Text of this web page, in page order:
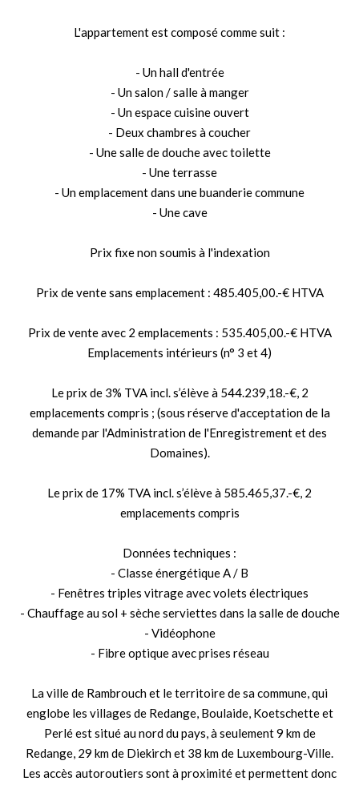
L'appartement est composé comme suit :
- Un hall d'entrée
- Un salon / salle à manger
- Un espace cuisine ouvert
- Deux chambres à coucher
- Une salle de douche avec toilette
- Une terrasse
- Un emplacement dans une buanderie commune
- Une cave
Prix fixe non soumis à l'indexation
Prix de vente sans emplacement : 485.405,00.-€ HTVA
Prix de vente avec 2 emplacements : 535.405,00.-€ HTVA
Emplacements intérieurs (n° 3 et 4)
Le prix de 3% TVA incl. s’élève à 544.239,18.-€, 2
emplacements compris ; (sous réserve d'acceptation de la
demande par l'Administration de l'Enregistrement et des
Domaines).
Le prix de 17% TVA incl. s’élève à 585.465,37.-€, 2
emplacements compris
Données techniques :
- Classe énergétique A / B
- Fenêtres triples vitrage avec volets électriques
- Chauffage au sol + sèche serviettes dans la salle de douche
- Vidéophone
- Fibre optique avec prises réseau
La ville de Rambrouch et le territoire de sa commune, qui
englobe les villages de Redange, Boulaide, Koetschette et
Perlé est situé au nord du pays, à seulement 9 km de
Redange, 29 km de Diekirch et 38 km de Luxembourg-Ville.
Les accès autoroutiers sont à proximité et permettent donc